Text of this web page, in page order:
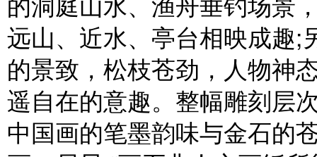
远山、近水、亭台相映成趣;
的景致，松枝苍劲，人物神
遥自在的意趣。整幅雕刻层
中国画的笔墨韵味与金石的